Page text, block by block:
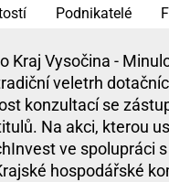
Podnikatelé
Kraj Vysočina -
veletrh
konzultací se
Na akci, kterou
ve spolupráci
hospodářské